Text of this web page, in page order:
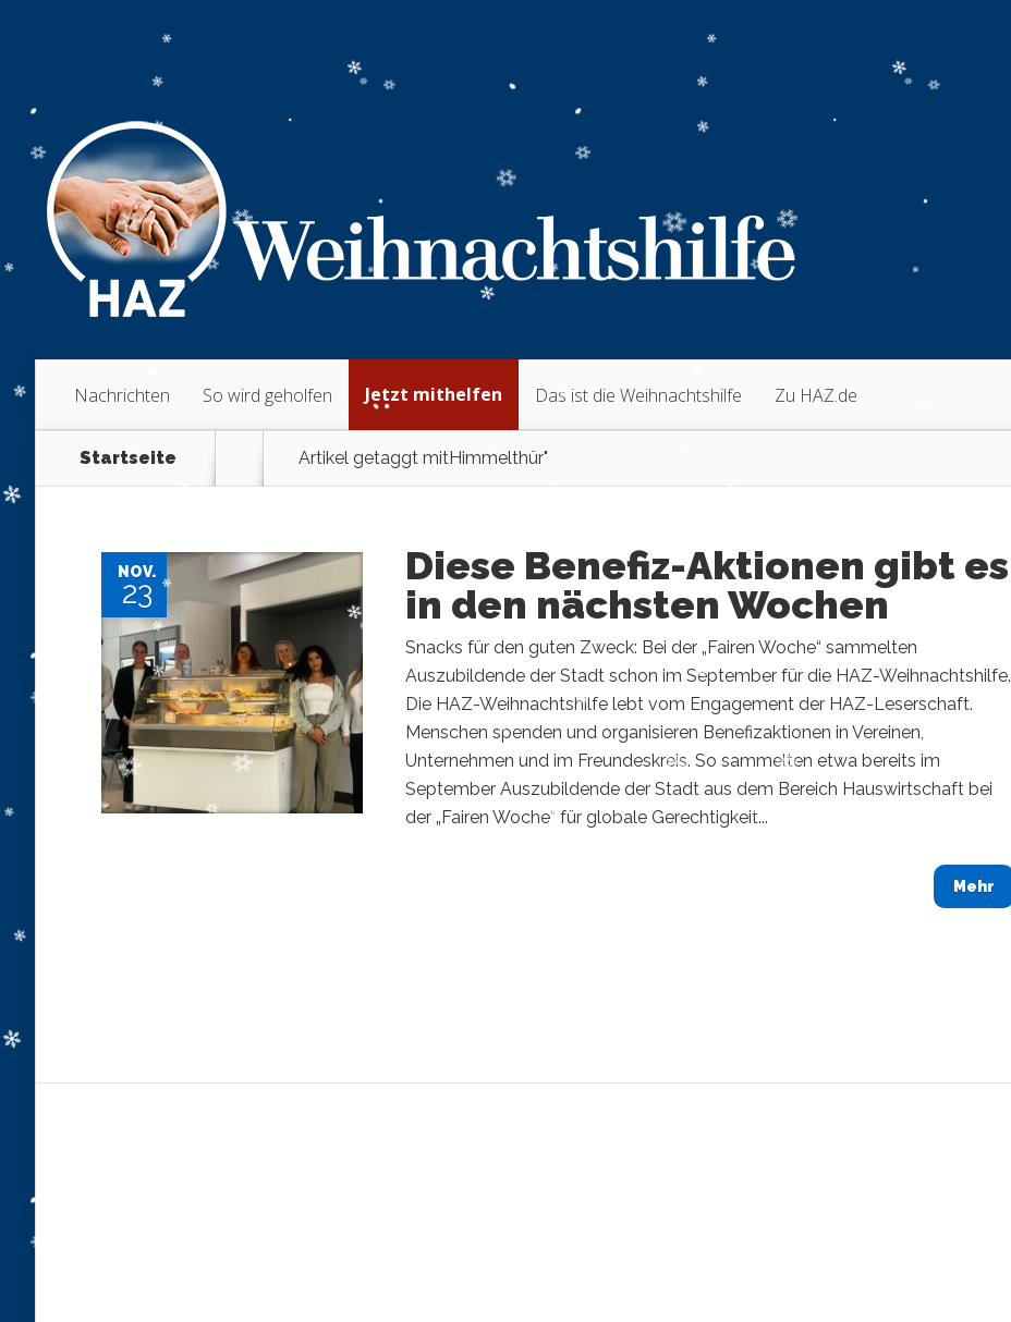
Nachrichten So wird geholfen Jetzt mithelfen Das ist die Weihnachtshilfe Zu HAZ.de
Startseite Artikel getaggt mitHimmelthür"
NOV.
23
Diese Benefiz-Aktionen gibt es
in den nächsten Wochen
Snacks für den guten Zweck: Bei der „Fairen Woche“ sammelten
Auszubildende der Stadt schon im September für die HAZ-Weihnachtshilfe.
Die HAZ-Weihnachtshilfe lebt vom Engagement der HAZ-Leserschaft.
Menschen spenden und organisieren Benefizaktionen in Vereinen,
Unternehmen und im Freundeskreis. So sammelten etwa bereits im
September Auszubildende der Stadt aus dem Bereich Hauswirtschaft bei
der „Fairen Woche“ für globale Gerechtigkeit...
Mehr